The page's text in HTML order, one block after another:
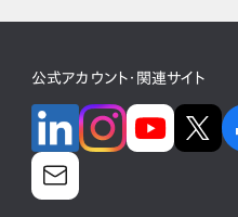
公式アカウント・関連サイト